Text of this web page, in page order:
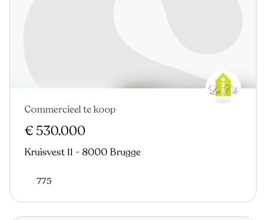
Commercieel te koop
€ 530.000
Kruisvest 11 - 8000 Brugge
775